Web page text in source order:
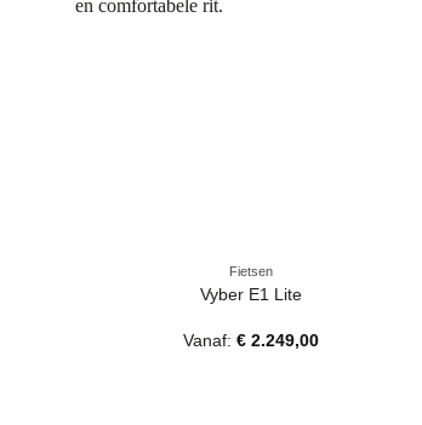
Fietsen
Vyber E1 Lite
Vanaf: € 2.249,00